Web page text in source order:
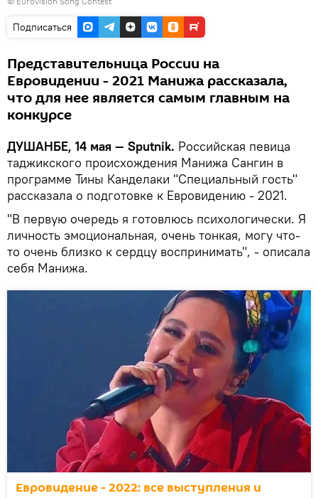
Подписаться
Представительница России на
Евровидении - 2021 Манижа рассказала,
что для нее является самым главным на
конкурсе
ДУШАНБЕ, 14 мая — Sputnik. Российская певица
таджикского происхождения Манижа Сангин в
программе Тины Канделаки "Специальный гость"
рассказала о подготовке к Евровидению - 2021.
"В первую очередь я готовлюсь психологически. Я
личность эмоциональная, очень тонкая, могу что-
то очень близко к сердцу воспринимать", - описала
себя Манижа.
Евровидение - 2022: все выступления и